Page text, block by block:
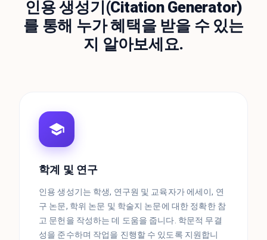
인용 생성기(Citation Generator)
를 통해 누가 혜택을 받을 수 있는
지 알아보세요.
학계 및 연구
인용 생성기는 학생, 연구원 및 교육자가 에세이, 연
구 논문, 학위 논문 및 학술지 논문에 대한 정확한 참
고 문헌을 작성하는 데 도움을 줍니다. 학문적 무결
성을 준수하며 작업을 진행할 수 있도록 지원합니